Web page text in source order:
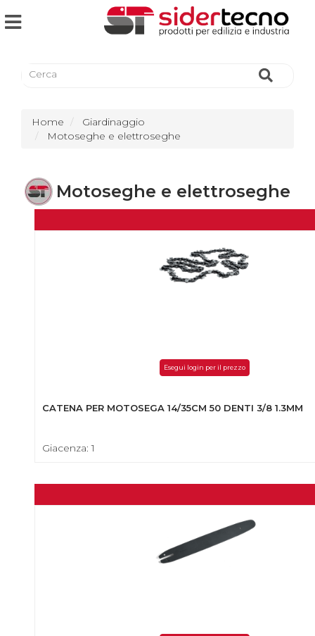
Home
Giardinaggio
Motoseghe e elettroseghe
Motoseghe e elettroseghe
Esegui login per il prezzo
CATENA PER MOTOSEGA 14/35CM 50 DENTI 3/8 1.3MM
Giacenza: 1